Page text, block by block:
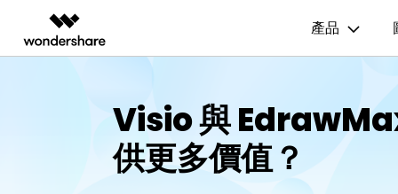
完整的影片編輯工具。
圖表與圖像產品
EdrawMax
輕鬆繪製圖表。
企業
教育
PDF 解決
產品
EdrawMax
多合一圖表軟體
商業用途
流程圖
心智圖
資源範本
EdrawMax 社區
Visio 與
供更多價值？